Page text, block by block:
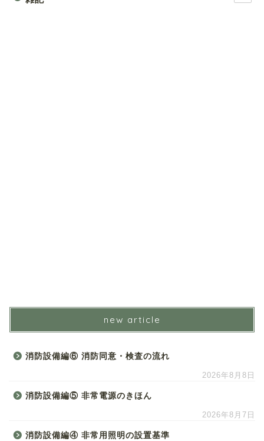
new article
消防設備編⑥ 消防同意・検査の流れ
2026年8月8日
消防設備編⑤ 非常電源のきほん
2026年8月7日
消防設備編④ 非常用照明の設置基準